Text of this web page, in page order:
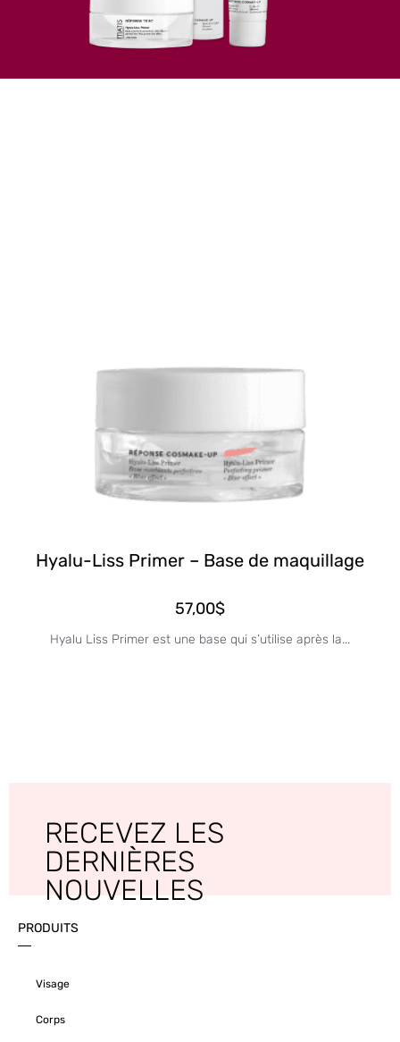
Hyalu-Liss Primer – Base de maquillage
57,00$
Hyalu Liss Primer est une base qui s’utilise après la...
RECEVEZ LES
DERNIÈRES
NOUVELLES
PRODUITS
Visage
Corps